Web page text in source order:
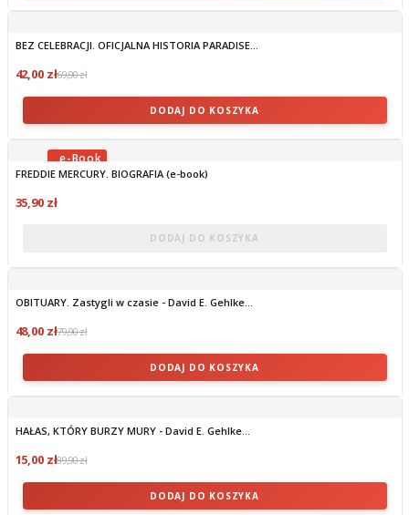
BEZ CELEBRACJI. OFICJALNA HISTORIA PARADISE...
42,00 zł69,90 zł
DODAJ DO KOSZYKA
OBECNIE BRAK NA STANIE
FREDDIE MERCURY. BIOGRAFIA (e-book)
35,90 zł
DODAJ DO KOSZYKA
OBITUARY. Zastygli w czasie - David E. Gehlke...
48,00 zł79,90 zł
DODAJ DO KOSZYKA
HAŁAS, KTÓRY BURZY MURY - David E. Gehlke...
15,00 zł89,90 zł
DODAJ DO KOSZYKA